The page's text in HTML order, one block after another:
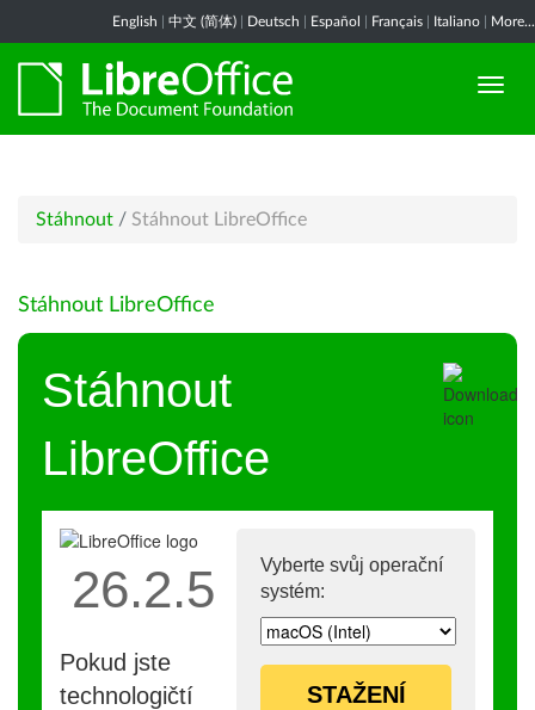
English 中文 (简体) Deutsch Español Français Italiano More...
Stáhnout / Stáhnout LibreOffice
Stáhnout LibreOffice
Stáhnout
LibreOffice
Vyberte svůj operační
systém:
STAŽENÍ
26.2.5
Pokud jste
technologičtí